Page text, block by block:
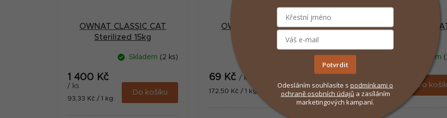
OWNAT CLASSIC CAT
Sterilized 15kg
Skladem (2 ks)
1 400 Kč
/ ks
Měrná
93,33 Kč / 1 kg
Do košíku
OWNAT CLASSIC CAT
Sterilized 400g
(1 ks)
69 Kč / ks
Měrná
172,50 Kč / 1 kg
Do košíku
OWNAT CLASSIC
Skladem
442 Kč
Měrná
cena:
110,50 Kč / 1 kg
Do
Potvrdit
Odesláním souhlasíte s podmínkami o
ochraně osobních údajů a zasíláním
marketingových kampaní.